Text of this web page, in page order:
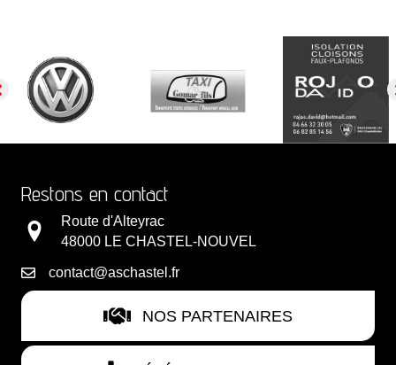
Restons en contact
Route d'Alteyrac
48000 LE CHASTEL-NOUVEL
contact@aschastel.fr
NOS PARTENAIRES